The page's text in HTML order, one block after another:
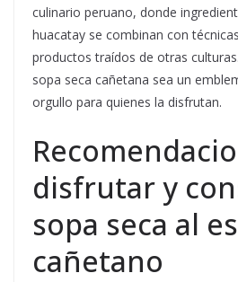
culinario peruano, donde
huacatay se combinan con
productos traídos de otras
sopa seca cañetana sea un
orgullo para quienes la disfrutan.
disfrutar y
sopa seca al
cañetano